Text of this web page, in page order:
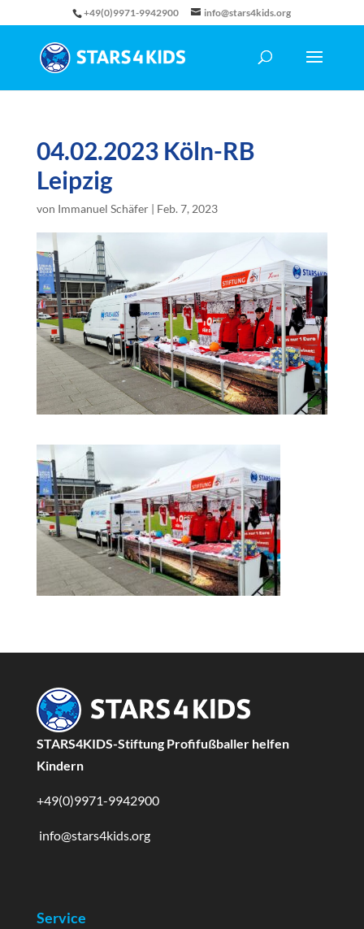
+49(0)9971-9942900 info@stars4kids.org
04.02.2023 Köln-RB
Leipzig
von Immanuel Schäfer| Feb. 7, 2023
STARS4KIDS-Stiftung Profifußballer helfen
Kindern
+49(0)9971-9942900
info@stars4kids.org
Service